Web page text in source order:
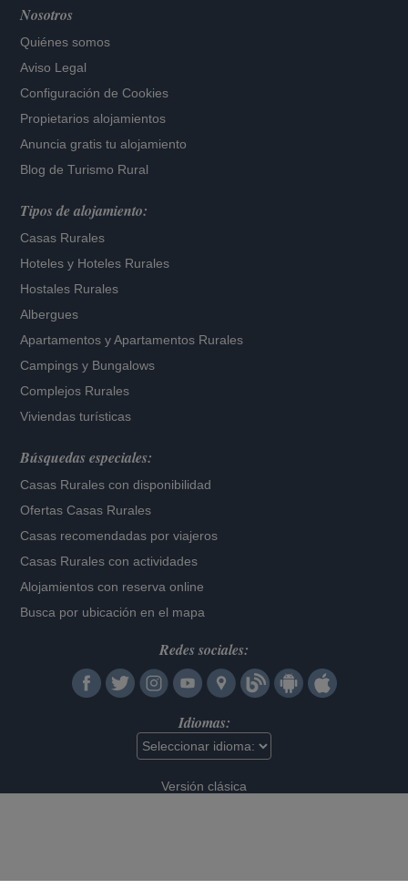
Nosotros
Quiénes somos
Aviso Legal
Configuración de Cookies
Propietarios alojamientos
Anuncia gratis tu alojamiento
Blog de Turismo Rural
Tipos de alojamiento:
Casas Rurales
Hoteles y Hoteles Rurales
Hostales Rurales
Albergues
Apartamentos yApartamentos Rurales
Campings y Bungalows
Complejos Rurales
Viviendas turísticas
Búsquedas especiales:
Casas Rurales con disponibilidad
Ofertas Casas Rurales
Casas recomendadas por viajeros
Casas Rurales con actividades
Alojamientos con reserva online
Busca por ubicación en el mapa
Redes sociales:
Idiomas:
Versión clásica